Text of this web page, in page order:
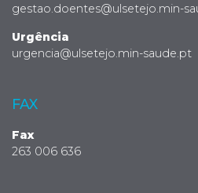
gestao.doentes@ulsetejo.min-
Urgência
urgencia@ulsetejo.min-saude.pt
FAX
Fax
263 006 636